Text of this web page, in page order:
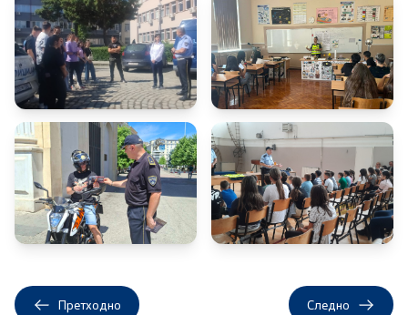
Оддел за односи со јавност и стратешки прашања
Помошник на министерот на оддел за односи со
јавност и стратешки прашања
Портпароли на СВР
Дневни билтени
Медија центар
Офицер за заштита на лични податоци
Претходно Следно